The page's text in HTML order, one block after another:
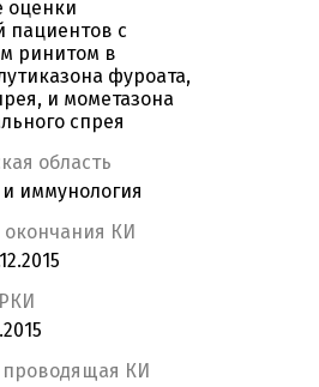
оценки
пациентов с
ринитом в
фуроата,
и мометазона
спрея
область
иммунология
окончания КИ
КИ